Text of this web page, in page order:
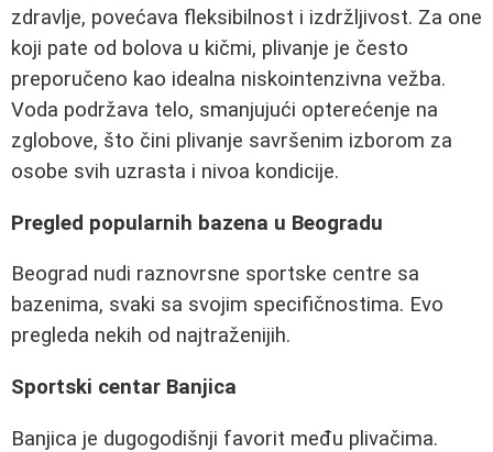
zdravlje, povećava fleksibilnost i izdržljivost. Za one
koji pate od bolova u kičmi, plivanje je često
preporučeno kao idealna niskointenzivna vežba.
Voda podržava telo, smanjujući opterećenje na
zglobove, što čini plivanje savršenim izborom za
osobe svih uzrasta i nivoa kondicije.
Pregled popularnih bazena u Beogradu
Beograd nudi raznovrsne sportske centre sa
bazenima, svaki sa svojim specifičnostima. Evo
pregleda nekih od najtraženijih.
Sportski centar Banjica
Banjica je dugogodišnji favorit među plivačima.